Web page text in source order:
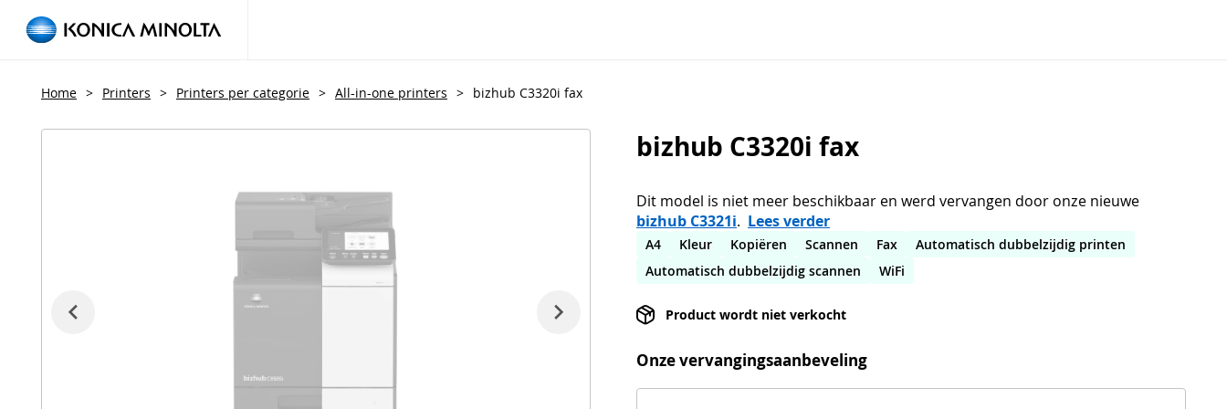
Home > Printers > Printers per categorie > All-in-one printers > bizhub C3320i fax
bizhub C3320i fax
Dit model is niet meer beschikbaar en werd vervangen door onze nieuwe
bizhub C3321i. Lees verder
A4 Kleur Kopiëren Scannen Fax
Automatisch dubbelzijdig printen
Automatisch dubbelzijdig scannen
WiFi
Product wordt niet verkocht
Onze vervangingsaanbeveling